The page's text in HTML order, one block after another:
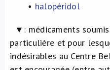
• halopéridol
▼: médicaments
particulière et pour
indésirables au Centre